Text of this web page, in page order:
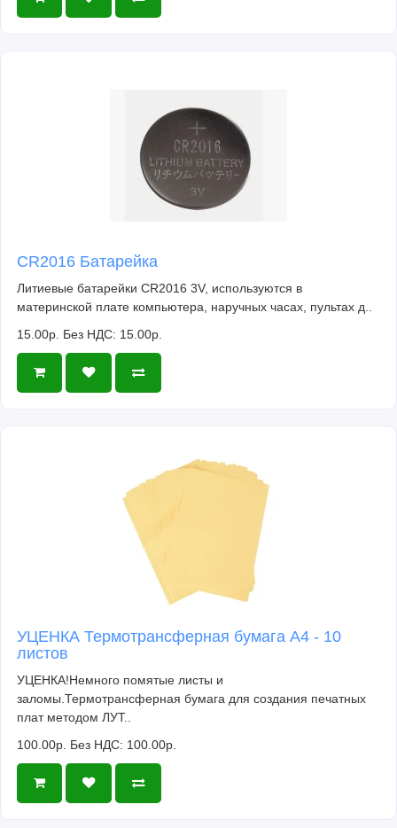
CR2016 Батарейка
Литиевые батарейки CR2016 3V, используются в
материнской плате компьютера, наручных часах, пультах д..
15.00р. Без НДС: 15.00р.
УЦЕНКА Термотрансферная бумага А4 - 10
листов
УЦЕНКА!Немного помятые листы и
заломы.Термотрансферная бумага для создания печатных
плат методом ЛУТ..
100.00р. Без НДС: 100.00р.